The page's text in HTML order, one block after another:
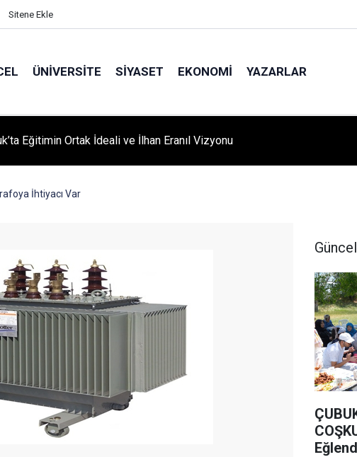
Sitene Ekle
ÜNIVERSITE SIYASET EKONOMI YAZARLAR
‘YAZA MERHABA’ COŞKUSU: Kursiyerler Gönüllerince Eğlendi!
İhtiyacı Var
Güncel